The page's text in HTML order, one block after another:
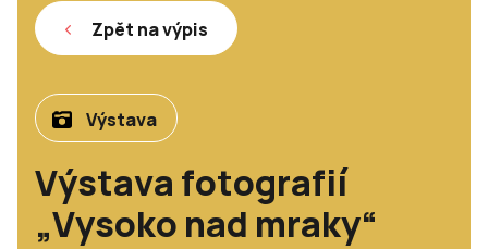
Zpět na výpis
Výstava
Výstava fotografií
„Vysoko nad mraky“